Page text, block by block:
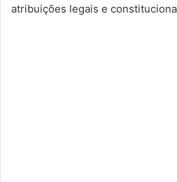
atribuições legais e